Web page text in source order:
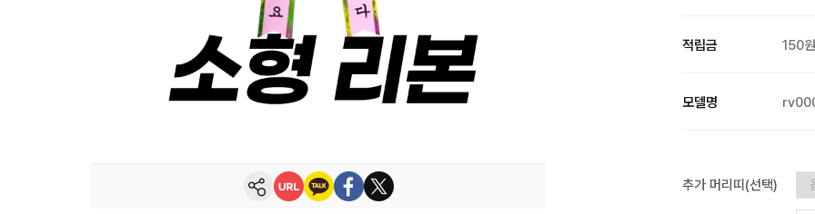
적립금 150원
모델명
추가 머리띠(선택)